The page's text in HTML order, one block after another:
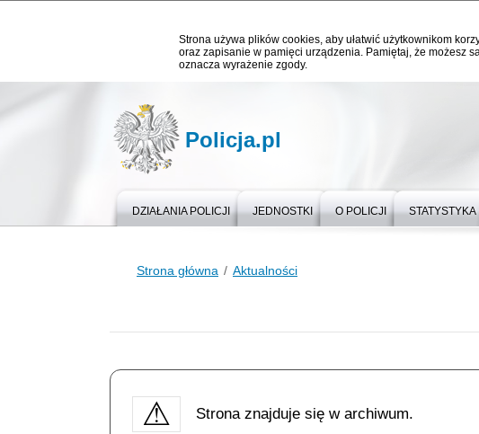
Strona używa plików cookies, aby ułatwić użytkownikom
oraz zapisanie w pamięci urządzenia. Pamiętaj, że możesz
oznacza wyrażenie zgody.
Policja.pl
DZIAŁANIA POLICJI JEDNOSTKI O POLICJI STATYSTYKA
Strona główna Aktualności
Strona znajduje się w archiwum.